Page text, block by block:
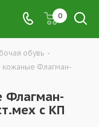
0
обувь -
кожаные Флагман-
Флагман-
с КП